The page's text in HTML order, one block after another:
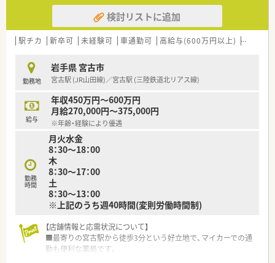
【法人特徴について】
■患者様とのふれあいや思いやりを何よりも大切にし、地域に密
着した温かみのある薬局運営を行っています。
■地域の皆様が明るく元気に過ごせるよう、最も身近な健康アド
■日々の業務において笑顔での挨拶や周囲への感謝の気持ちを
忘れず、薬局の存在意義を常に追求する企業です。
【勤務実態について】
■月平均の残業時間は5.6時間と非常に少なく、18時までの勤務
がメインのためワークライフバランスが充実します。
■水曜日と土曜日は12時半までの半日営業となっており、午後
の時間を自身のプライベートに有効活用できます。
■2021年度の実績では平均有給休暇取得日数が10日となってお
り、お休みをしっかりと確保できる職場環境です。
検討リストに追加
駅チカ 新卒可 未経験可 車通勤可 高給与(600万円以上) 寮・借
勤務地
岩手県 宮古市
宮古駅 (JR山田線)／宮古駅 (三陸鉄道北リアス線)
給与
年収450万円～600万円
月給270,000円～375,000円
※年齢・経験により優遇
勤務
時間
月火水金
8：30～18：00
木
8：30～17：00
土
8：30～13：00
※上記のうち週40時間(変則労働時間制)
【店舗情報と応需状況について】
■最寄りの宮古駅から徒歩3分という好立地で、マイカーでの通
勤も便利な薬局です。